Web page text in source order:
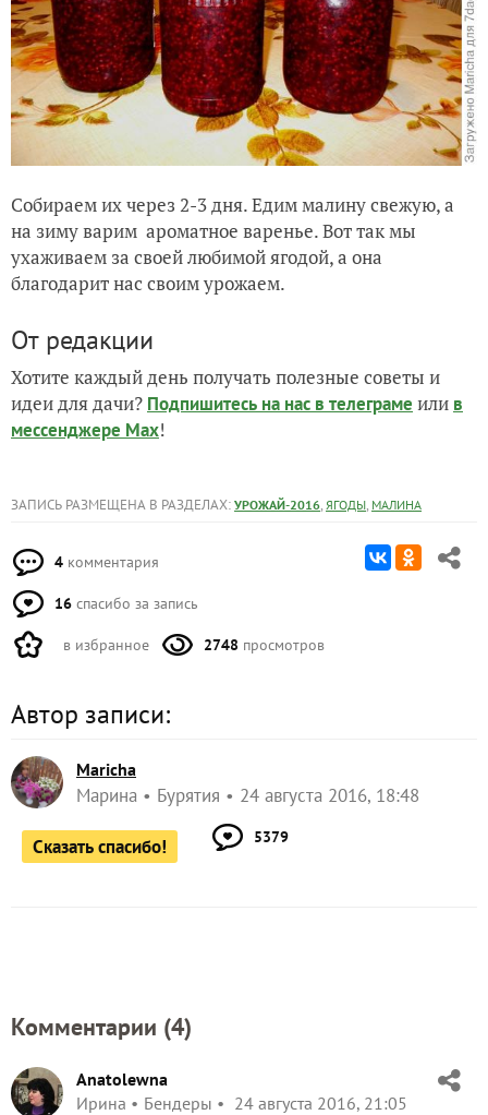
Собираем их через 2-3 дня. Едим малину свежую, а
на зиму варим ароматное варенье. Вот так мы
ухаживаем за своей любимой ягодой, а она
благодарит нас своим урожаем.
От редакции
Хотите каждый день получать полезные советы и
идеи для дачи? Подпишитесь на нас в телеграме или в
мессенджере Max!
ЗАПИСЬ РАЗМЕЩЕНА В РАЗДЕЛАХ: УРОЖАЙ-2016, ЯГОДЫ, МАЛИНА
4 комментария
16 спасибо за запись
в избранное 2748 просмотров
Автор записи:
Maricha
Марина Бурятия 24 августа 2016, 18:48
Сказать спасибо! 5379
Комментарии (4)
Anatolewna
Ирина
Бендеры 24 августа 2016, 21:05